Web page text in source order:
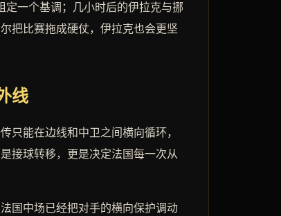
定一个基调；几小时后的伊拉克与挪
把比赛拖成硬仗，伊拉克也会更坚
线
只能在边线和中卫之间横向循环，
接球转移，更是决定法国每一次从
国中场已经把对手的横向保护调动